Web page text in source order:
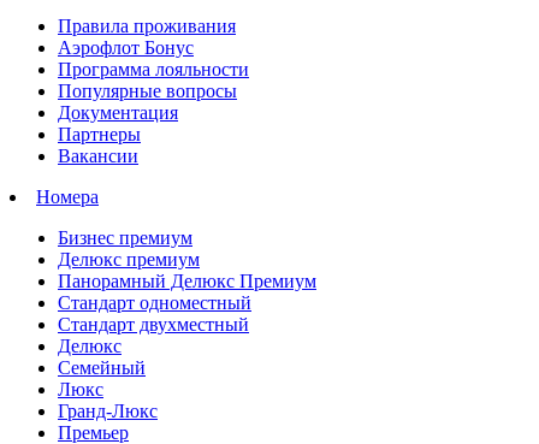
Правила проживания
Аэрофлот Бонус
Программа лояльности
Популярные вопросы
Документация
Партнеры
Вакансии
Номера
Бизнес премиум
Делюкс премиум
Панорамный Делюкс Премиум
Стандарт одноместный
Стандарт двухместный
Делюкс
Семейный
Люкс
Гранд-Люкс
Премьер